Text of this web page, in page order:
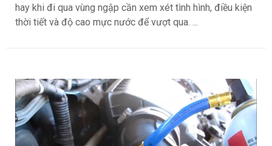
hay khi đi qua vùng ngập cần xem xét tình hình, điều kiện
thời tiết và độ cao mực nước để vượt qua. ...